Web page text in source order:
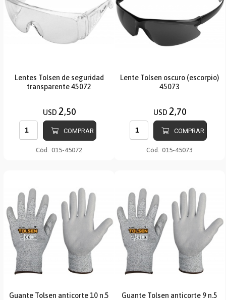
Lentes Tolsen de seguridad
transparente 45072
USD 2,50
COMPRAR
Cód. 015-45072
Lente Tolsen oscuro (escorpio)
45073
USD 2,70
COMPRAR
Cód. 015-45073
Guante Tolsen anticorte 10 n.5
Guante Tolsen anticorte 9 n.5